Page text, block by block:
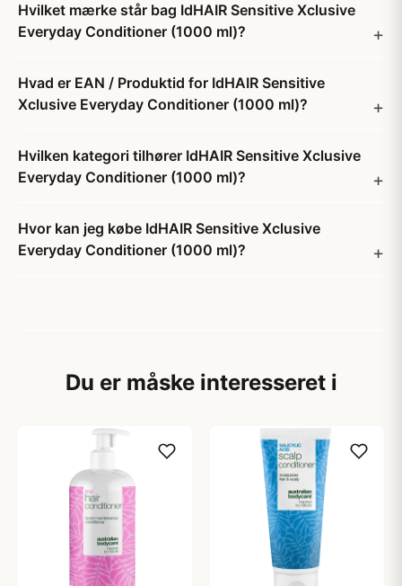
Hvilket mærke står bag IdHAIR Sensitive Xclusive
Everyday Conditioner (1000 ml)?
Hvad er EAN / Produktid for IdHAIR Sensitive
Xclusive Everyday Conditioner (1000 ml)?
Hvilken kategori tilhører IdHAIR Sensitive Xclusive
Everyday Conditioner (1000 ml)?
Hvor kan jeg købe IdHAIR Sensitive Xclusive
Everyday Conditioner (1000 ml)?
Du er måske interesseret i